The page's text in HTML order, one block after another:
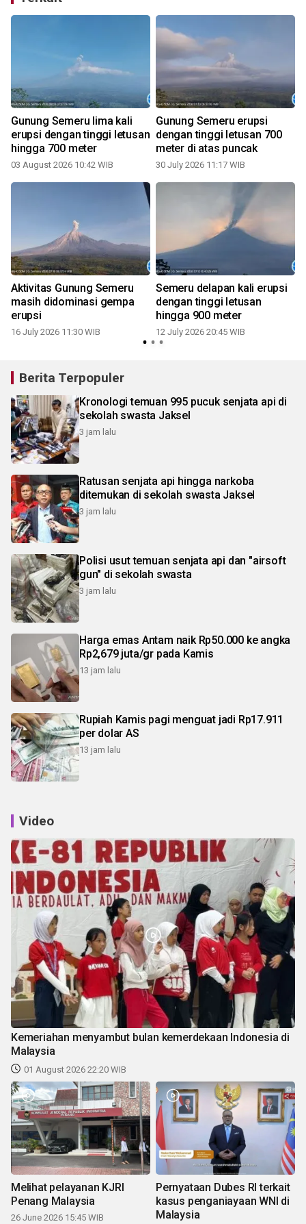
Gunung Semeru lima kali
erupsi dengan tinggi letusan
hingga 700 meter
03 August 2026 10:42 WIB
Gunung Semeru erupsi
dengan tinggi letusan 700
meter di atas puncak
30 July 2026 11:17 WIB
Aktivitas Gunung Semeru
masih didominasi gempa
erupsi
16 July 2026 11:30 WIB
Semeru delapan kali erupsi
dengan tinggi letusan
hingga 900 meter
12 July 2026 20:45 WIB
Berita Terpopuler
Kronologi temuan 995 pucuk senjata api di
sekolah swasta Jaksel
3 jam lalu
Ratusan senjata api hingga narkoba
ditemukan di sekolah swasta Jaksel
3 jam lalu
Polisi usut temuan senjata api dan "airsoft
gun" di sekolah swasta
3 jam lalu
Harga emas Antam naik Rp50.000 ke angka
Rp2,679 juta/gr pada Kamis
13 jam lalu
Rupiah Kamis pagi menguat jadi Rp17.911
per dolar AS
13 jam lalu
Video
Kemeriahan menyambut bulan kemerdekaan Indonesia di
Malaysia
01 August 2026 22:20 WIB
Melihat pelayanan KJRI
Penang Malaysia
26 June 2026 15:45 WIB
Pernyataan Dubes RI terkait
kasus penganiayaan WNI di
Malaysia